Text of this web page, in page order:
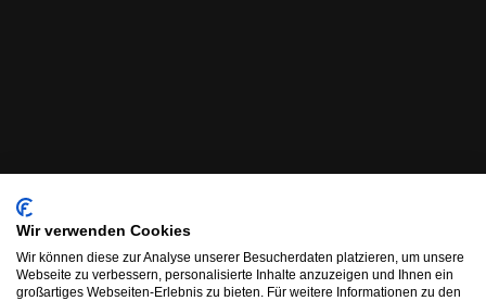
Wir verwenden Cookies
Wir können diese zur Analyse unserer Besucherdaten platzieren, um unsere
Webseite zu verbessern, personalisierte Inhalte anzuzeigen und Ihnen ein
großartiges Webseiten-Erlebnis zu bieten. Für weitere Informationen zu den